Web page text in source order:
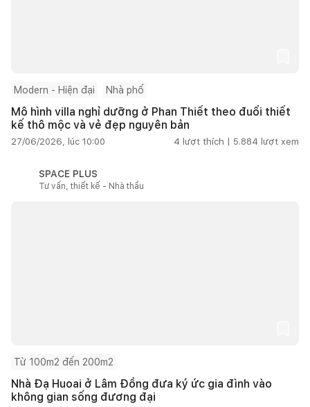
Modern - Hiện đại Nhà phố
Mô hình villa nghỉ dưỡng ở Phan Thiết theo đuổi thiết
kế thô mộc và vẻ đẹp nguyên bản
27/06/2026, lúc 10:00 4 lượt thích | 5.884 lượt xem
SPACE PLUS
Tư vấn, thiết kế - Nhà thầu
Từ 100m2 đến 200m2
Nhà Đạ Huoai ở Lâm Đồng đưa ký ức gia đình vào
không gian sống đương đại